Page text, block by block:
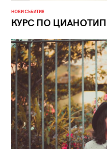
НОВИ СЪБИТИЯ
КУРС ПО